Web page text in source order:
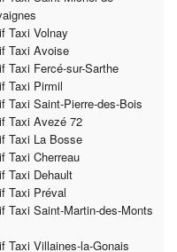
Taxi Volnay
Taxi Avoise
Taxi Fercé-sur-Sarthe
Taxi Pirmil
Taxi Saint-Pierre-des-Bois
Taxi Avezé 72
Taxi La Bosse
Taxi Cherreau
Taxi Dehault
Taxi Préval
Taxi Saint-Martin-des-Monts
Taxi Villaines-la-Gonais